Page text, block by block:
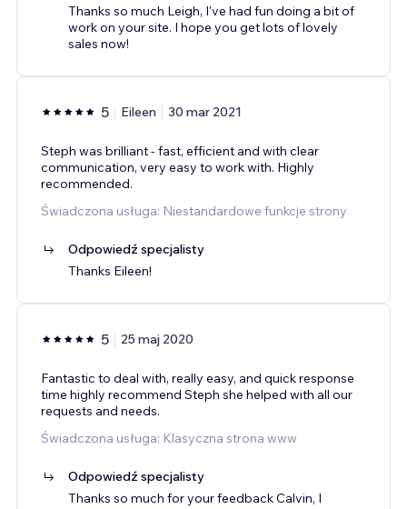
Thanks so much Leigh, I've had fun doing a bit of
work on your site. I hope you get lots of lovely
sales now!
5 Eileen 30 mar 2021
Steph was brilliant - fast, efficient and with clear
communication, very easy to work with. Highly
recommended.
Świadczona usługa: Niestandardowe funkcje strony
Odpowiedź specjalisty
Thanks Eileen!
5 25 maj 2020
Fantastic to deal with, really easy, and quick response
time highly recommend Steph she helped with all our
requests and needs.
Świadczona usługa: Klasyczna strona www
Odpowiedź specjalisty
Thanks so much for your feedback Calvin, I